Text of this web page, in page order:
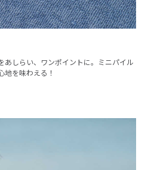
あしらい、ワンポイントに。ミニパイル
地を味わえる！